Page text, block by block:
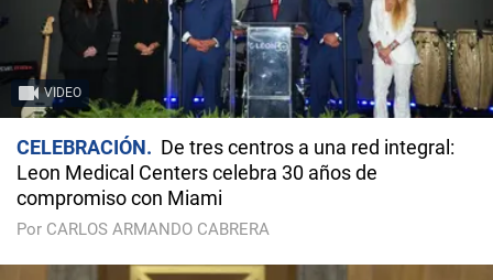
VIDEO
CELEBRACIÓN
De tres centros a una red integral:
Leon Medical Centers celebra 30 años de
compromiso con Miami
Por CARLOS ARMANDO CABRERA